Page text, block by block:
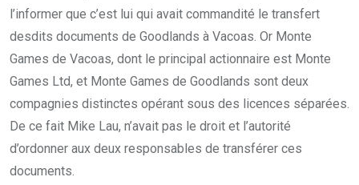
l’informer que c’est lui qui avait commandité le transfert
desdits documents de Goodlands à Vacoas. Or Monte
Games de Vacoas, dont le principal actionnaire est Monte
Games Ltd, et Monte Games de Goodlands sont deux
compagnies distinctes opérant sous des licences séparées.
De ce fait Mike Lau, n’avait pas le droit et l’autorité
d’ordonner aux deux responsables de transférer ces
documents.